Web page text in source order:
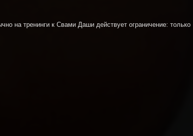
на тренинги к Свами Даши действует ограничение: только